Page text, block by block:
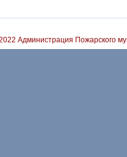
Администрация Пожарского